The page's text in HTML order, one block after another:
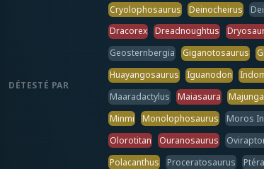
DÉTESTÉ PAR
Cryolophosaurus
Deinocheirus
Dracorex
Dreadnoughtus
Geosternbergia
Giganotosaurus
Huayangosaurus
Iguanodon
Maaradactylus
Maiasaura
Minmi
Monolophosaurus Moros
Olorotitan
Ouranosaurus
Polacanthus
Proceratosaurus